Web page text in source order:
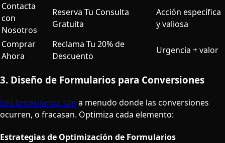
Contacta
con
Nosotros
Reserva Tu Consulta
Gratuita
Acción específica
y valiosa
Comprar
Ahora
Reclama Tu 20% de
Descuento
Urgencia + valor
3. Diseño de Formularios para Conversiones
Los formularios son a menudo donde las conversiones
ocurren, o fracasan. Optimiza cada elemento:
Estrategias de Optimización de Formularios